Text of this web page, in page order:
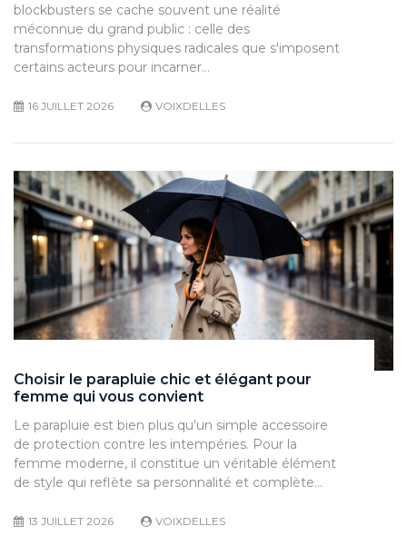
blockbusters se cache souvent une réalité
méconnue du grand public : celle des
transformations physiques radicales que s'imposent
certains acteurs pour incarner…
16 JUILLET 2026 VOIXDELLES
Choisir le parapluie chic et élégant pour
femme qui vous convient
Le parapluie est bien plus qu'un simple accessoire
de protection contre les intempéries. Pour la
femme moderne, il constitue un véritable élément
de style qui reflète sa personnalité et complète…
13 JUILLET 2026 VOIXDELLES